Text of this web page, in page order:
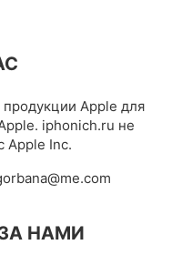
Apple для
iphonich.ru не
Apple Inc.
НАМИ